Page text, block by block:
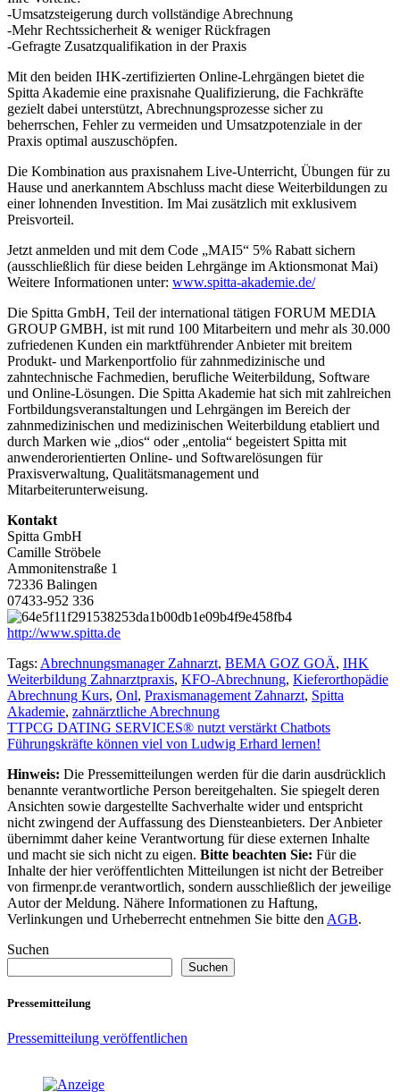
-Umsatzsteigerung durch vollständige Abrechnung
-Mehr Rechtssicherheit & weniger Rückfragen
-Gefragte Zusatzqualifikation in der Praxis
Mit den beiden IHK-zertifizierten Online-Lehrgängen bietet die
Spitta Akademie eine praxisnahe Qualifizierung, die Fachkräfte
gezielt dabei unterstützt, Abrechnungsprozesse sicher zu
beherrschen, Fehler zu vermeiden und Umsatzpotenziale in der
Praxis optimal auszuschöpfen.
Die Kombination aus praxisnahem Live-Unterricht, Übungen für zu
Hause und anerkanntem Abschluss macht diese Weiterbildungen zu
einer lohnenden Investition. Im Mai zusätzlich mit exklusivem
Preisvorteil.
Jetzt anmelden und mit dem Code „MAI5“ 5% Rabatt sichern
(ausschließlich für diese beiden Lehrgänge im Aktionsmonat Mai)
Weitere Informationen unter: www.spitta-akademie.de/
Die Spitta GmbH, Teil der international tätigen FORUM MEDIA
GROUP GMBH, ist mit rund 100 Mitarbeitern und mehr als 30.000
zufriedenen Kunden ein marktführender Anbieter mit breitem
Produkt- und Markenportfolio für zahnmedizinische und
zahntechnische Fachmedien, berufliche Weiterbildung, Software
und Online-Lösungen. Die Spitta Akademie hat sich mit zahlreichen
Fortbildungsveranstaltungen und Lehrgängen im Bereich der
zahnmedizinischen und medizinischen Weiterbildung etabliert und
durch Marken wie „dios“ oder „entolia“ begeistert Spitta mit
anwenderorientierten Online- und Softwarelösungen für
Praxisverwaltung, Qualitätsmanagement und
Mitarbeiterunterweisung.
Kontakt
Spitta GmbH
Camille Ströbele
Ammonitenstraße 1
72336 Balingen
07433-952 336
http://www.spitta.de
Tags: Abrechnungsmanager Zahnarzt, BEMA GOZ GOÄ, IHK
Weiterbildung Zahnarztpraxis, KFO-Abrechnung, Kieferorthopädie
Abrechnung Kurs, Onl, Praxismanagement Zahnarzt, Spitta
Akademie, zahnärztliche Abrechnung
Beitragsnavigation
TTPCG DATING SERVICES® nutzt verstärkt Chatbots
Führungskräfte können viel von Ludwig Erhard lernen!
Hinweis: Die Pressemitteilungen werden für die darin ausdrücklich
benannte verantwortliche Person bereitgehalten. Sie spiegelt deren
Ansichten sowie dargestellte Sachverhalte wider und entspricht
nicht zwingend der Auffassung des Diensteanbieters. Der Anbieter
übernimmt daher keine Verantwortung für diese externen Inhalte
und macht sie sich nicht zu eigen. Bitte beachten Sie: Für die
Inhalte der hier veröffentlichten Mitteilungen ist nicht der Betreiber
von firmenpr.de verantwortlich, sondern ausschließlich der jeweilige
Autor der Meldung. Nähere Informationen zu Haftung,
Verlinkungen und Urheberrecht entnehmen Sie bitte den AGB.
Suchen
Suchen
Pressemitteilung
Pressemitteilung veröffentlichen